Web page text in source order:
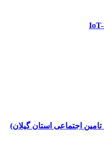
اجتماعی استان گیلان)